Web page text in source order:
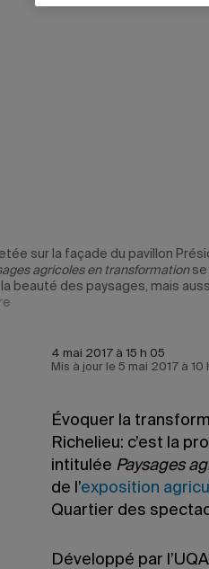
sur la façade du pavillon
agricoles en transformationse
beauté des paysages, mais
4 mai 2017 à 15 h 05
Mis à jour le 5 mai 2017 à 10
Évoquer la
Richelieu: c’est la
intitulée Paysages
de l’exposition
Quartier des
Développé par